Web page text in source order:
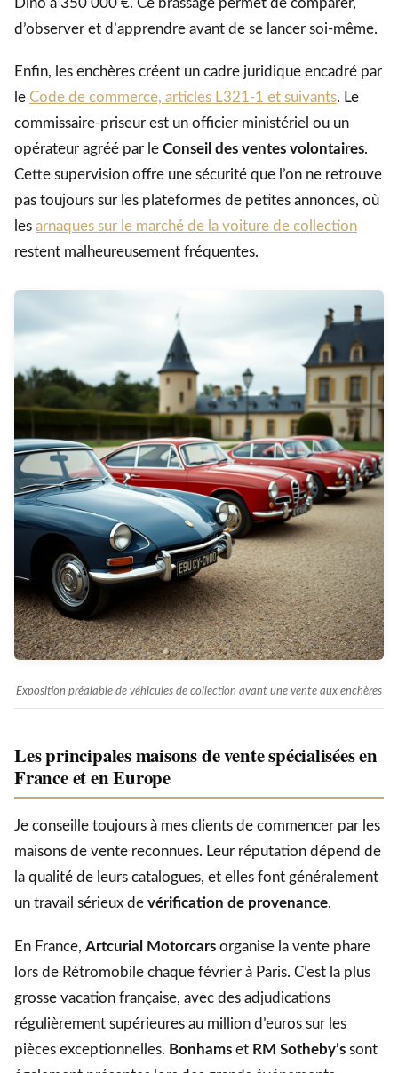
d’observer et d’apprendre avant de se lancer soi-même.
Enfin, les enchères créent un cadre juridique encadré par
le Code de commerce, articles L321-1 et suivants. Le
commissaire-priseur est un officier ministériel ou un
opérateur agréé par le Conseil des ventes volontaires.
Cette supervision offre une sécurité que l’on ne retrouve
pas toujours sur les plateformes de petites annonces, où
les arnaques sur le marché de la voiture de collection
restent malheureusement fréquentes.
Exposition préalable de véhicules de collection avant une vente aux enchères
Les principales maisons de vente spécialisées en
France et en Europe
Je conseille toujours à mes clients de commencer par les
maisons de vente reconnues. Leur réputation dépend de
la qualité de leurs catalogues, et elles font généralement
un travail sérieux de vérification de provenance.
En France, Artcurial Motorcars organise la vente phare
lors de Rétromobile chaque février à Paris. C’est la plus
grosse vacation française, avec des adjudications
régulièrement supérieures au million d’euros sur les
pièces exceptionnelles. Bonhams et RM Sotheby’s sont